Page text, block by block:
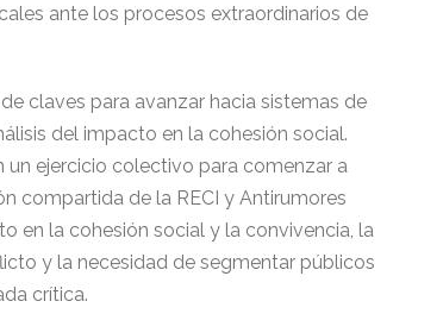
ante los procesos extraordinarios de
claves para avanzar hacia sistemas de
del impacto en la cohesión social.
un ejercicio colectivo para comenzar a
compartida de la RECI y Antirumores
en la cohesión social y la convivencia, la
y la necesidad de segmentar públicos
crítica.